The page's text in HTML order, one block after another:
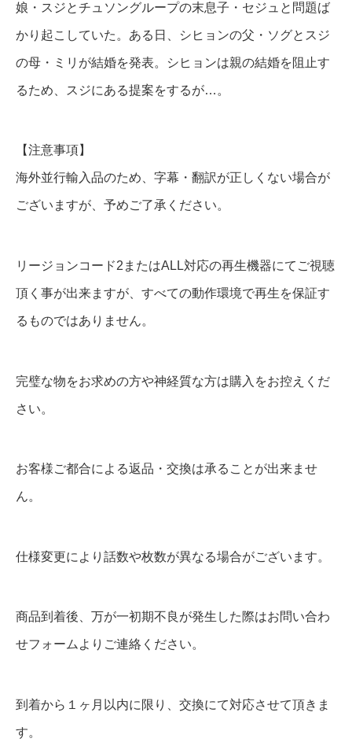
娘・スジとチュソングループの末息子・セジュと問題ば
かり起こしていた。ある日、シヒョンの父・ソグとスジ
の母・ミリが結婚を発表。シヒョンは親の結婚を阻止す
るため、スジにある提案をするが…。
【注意事項】
海外並行輸入品のため、字幕・翻訳が正しくない場合が
ございますが、予めご了承ください。
リージョンコード2またはALL対応の再生機器にてご視聴
頂く事が出来ますが、すべての動作環境で再生を保証す
るものではありません。
完璧な物をお求めの方や神経質な方は購入をお控えくだ
さい。
お客様ご都合による返品・交換は承ることが出来ませ
ん。
仕様変更により話数や枚数が異なる場合がございます。
商品到着後、万が一初期不良が発生した際はお問い合わ
せフォームよりご連絡ください。
到着から１ヶ月以内に限り、交換にて対応させて頂きま
す。